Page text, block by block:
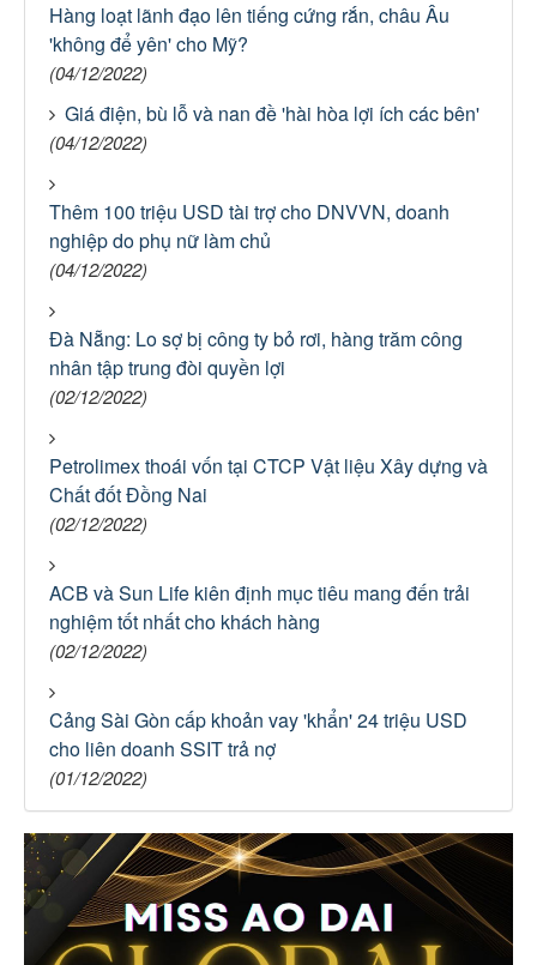
Hàng loạt lãnh đạo lên tiếng cứng rắn, châu Âu
'không để yên' cho Mỹ?
(04/12/2022)
Giá điện, bù lỗ và nan đề 'hài hòa lợi ích các bên'
(04/12/2022)
Thêm 100 triệu USD tài trợ cho DNVVN, doanh
nghiệp do phụ nữ làm chủ
(04/12/2022)
Đà Nẵng: Lo sợ bị công ty bỏ rơi, hàng trăm công
nhân tập trung đòi quyền lợi
(02/12/2022)
Petrolimex thoái vốn tại CTCP Vật liệu Xây dựng và
Chất đốt Đồng Nai
(02/12/2022)
ACB và Sun Life kiên định mục tiêu mang đến trải
nghiệm tốt nhất cho khách hàng
(02/12/2022)
Cảng Sài Gòn cấp khoản vay 'khẩn' 24 triệu USD
cho liên doanh SSIT trả nợ
(01/12/2022)